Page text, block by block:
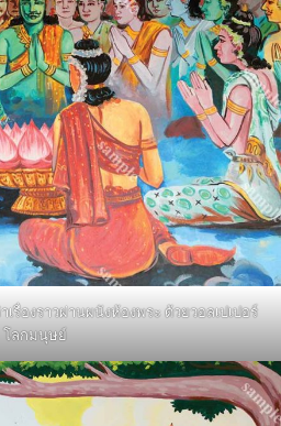
รื่องราวผ่านผนังห้องพระ ด้วยวอลเปเปอร์
โลกมนุษย์